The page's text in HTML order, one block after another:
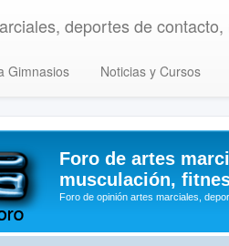
deportes de
Gimnasios Noticias y Cursos
Foro de artes
musculación,
Foro de opinión artes marciales,